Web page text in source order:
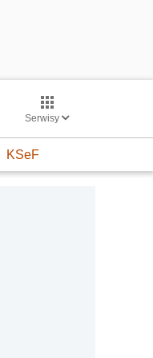
Serwisy
KSeF